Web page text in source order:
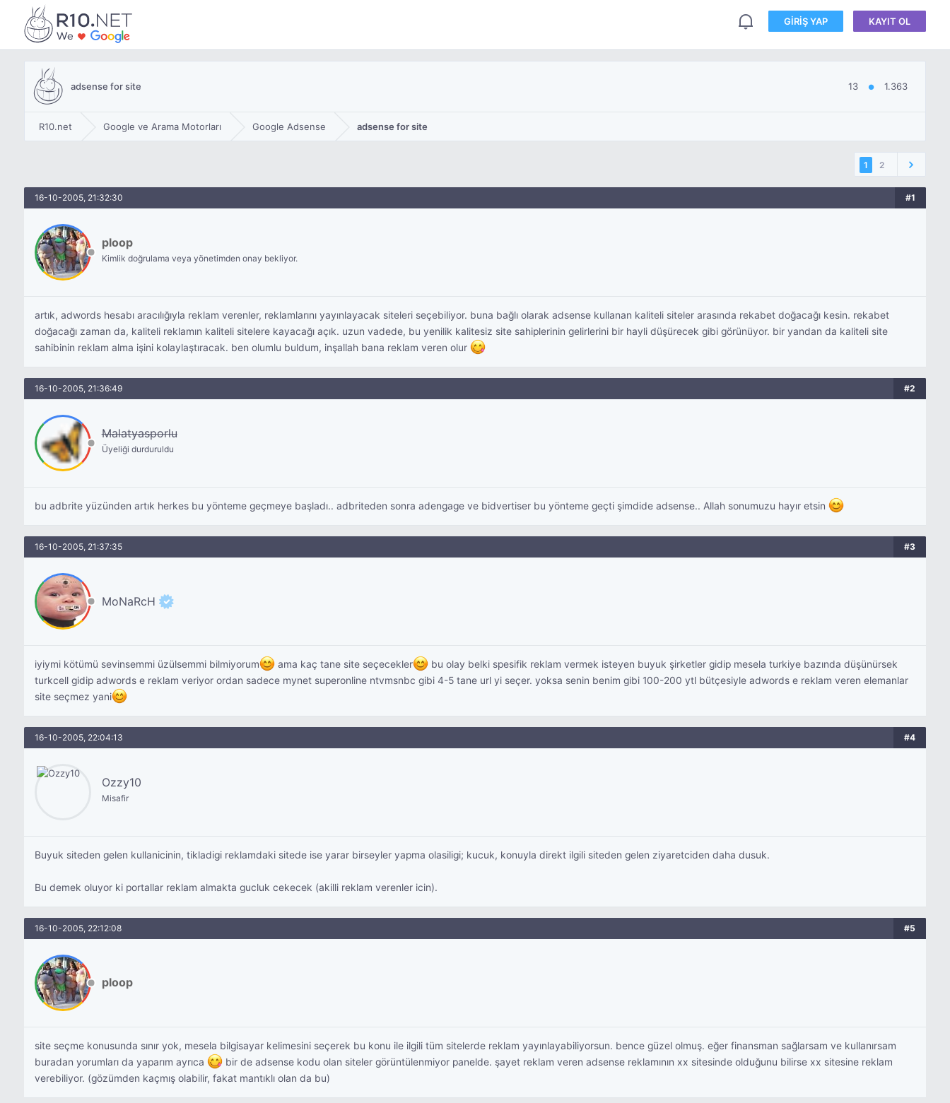
GIRIŞ YAP KAYIT OL
adsense for site 13 ● 1.363
R10.net Google ve Arama Motorları Google Adsense adsense for site
1 2
16-10-2005, 21:32:30 #1
ploop
Kimlik doğrulama veya yönetimden onay bekliyor.
artık, adwords hesabı aracılığıyla reklam verenler, reklamlarını yayınlayacak siteleri seçebiliyor. buna bağlı olarak adsense kullanan kaliteli siteler arasında rekabet doğacağı kesin. rekabet
doğacağı zaman da, kaliteli reklamın kaliteli sitelere kayacağı açık. uzun vadede, bu yenilik kalitesiz site sahiplerinin gelirlerini bir hayli düşürecek gibi görünüyor. bir yandan da kaliteli site
sahibinin reklam alma işini kolaylaştıracak. ben olumlu buldum, inşallah bana reklam veren olur
16-10-2005, 21:36:49 #2
Malatyasporlu
Üyeliği durduruldu
bu adbrite yüzünden artık herkes bu yönteme geçmeye başladı.. adbriteden sonra adengage ve bidvertiser bu yönteme geçti şimdide adsense.. Allah sonumuzu hayır etsin
16-10-2005, 21:37:35 #3
MoNaRcH
iyiymi kötümü sevinsemmi üzülsemmi bilmiyorum ama kaç tane site seçecekler
bu olay belki spesifik reklam vermek isteyen buyuk şirketler gidip mesela turkiye bazında düşünürsek
turkcell gidip adwords e reklam veriyor ordan sadece mynet superonline ntvmsnbc gibi 4-5 tane url yi seçer. yoksa senin benim gibi 100-200 ytl bütçesiyle adwords e reklam veren elemanlar
site seçmez yani
16-10-2005, 22:04:13 #4
Ozzy10
Misafir
Buyuk siteden gelen kullanicinin, tikladigi reklamdaki sitede ise yarar birseyler yapma olasiligi; kucuk, konuyla direkt ilgili siteden gelen ziyaretciden daha dusuk.
Bu demek oluyor ki portallar reklam almakta gucluk cekecek (akilli reklam verenler icin).
16-10-2005, 22:12:08 #5
ploop
site seçme konusunda sınır yok, mesela bilgisayar kelimesini seçerek bu konu ile ilgili tüm sitelerde reklam yayınlayabiliyorsun. bence güzel olmuş. eğer finansman sağlarsam ve kullanırsam
buradan yorumları da yaparım ayrıca
bir de adsense kodu olan siteler görüntülenmiyor panelde. şayet reklam veren adsense reklamının xx sitesinde olduğunu bilirse xx sitesine reklam
verebiliyor. (gözümden kaçmış olabilir, fakat mantıklı olan da bu)